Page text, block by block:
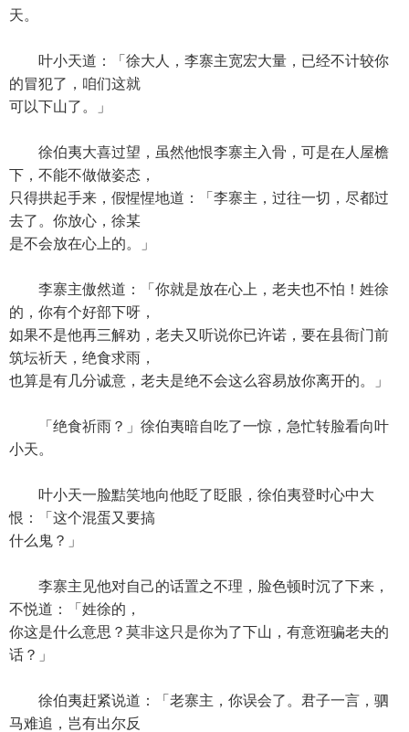
天。
叶小天道：「徐大人，李寨主宽宏大量，已经不计较你
的冒犯了，咱们这就
可以下山了。」
徐伯夷大喜过望，虽然他恨李寨主入骨，可是在人屋檐
下，不能不做做姿态，
只得拱起手来，假惺惺地道：「李寨主，过往一切，尽都过
去了。你放心，徐某
是不会放在心上的。」
李寨主傲然道：「你就是放在心上，老夫也不怕！姓徐
的，你有个好部下呀，
如果不是他再三解劝，老夫又听说你已许诺，要在县衙门前
筑坛祈天，绝食求雨，
也算是有几分诚意，老夫是绝不会这么容易放你离开的。」
「绝食祈雨？」徐伯夷暗自吃了一惊，急忙转脸看向叶
小天。
叶小天一脸黠笑地向他眨了眨眼，徐伯夷登时心中大
恨：「这个混蛋又要搞
什么鬼？」
李寨主见他对自己的话置之不理，脸色顿时沉了下来，
不悦道：「姓徐的，
你这是什么意思？莫非这只是你为了下山，有意诳骗老夫的
话？」
徐伯夷赶紧说道：「老寨主，你误会了。君子一言，驷
马难追，岂有出尔反